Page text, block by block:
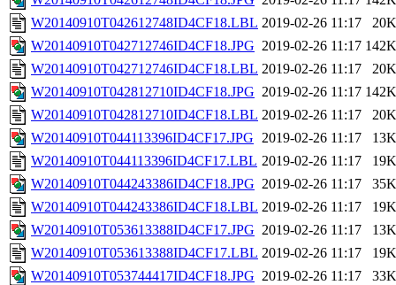
W20140910T042612748ID4CF18.LBL 2019-02-26 11:17
20K
W20140910T042712746ID4CF18.JPG 2019-02-26 11:17 142K
W20140910T042712746ID4CF18.LBL 2019-02-26 11:17
20K
W20140910T042812710ID4CF18.JPG 2019-02-26 11:17 142K
W20140910T042812710ID4CF18.LBL 2019-02-26 11:17
20K
W20140910T044113396ID4CF17.JPG 2019-02-26 11:17
13K
W20140910T044113396ID4CF17.LBL 2019-02-26 11:17
19K
W20140910T044243386ID4CF18.JPG 2019-02-26 11:17
35K
W20140910T044243386ID4CF18.LBL 2019-02-26 11:17
19K
W20140910T053613388ID4CF17.JPG 2019-02-26 11:17
13K
W20140910T053613388ID4CF17.LBL 2019-02-26 11:17
19K
W20140910T053744417ID4CF18.JPG 2019-02-26 11:17
33K